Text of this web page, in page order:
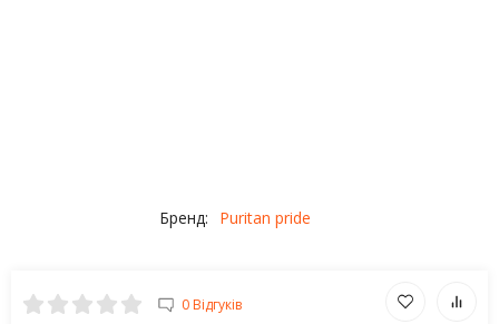
Бренд: Puritan pride
0 Відгуків